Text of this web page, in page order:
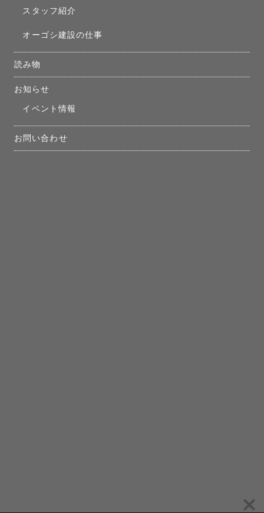
スタッフ紹介
オーゴシ建設の仕事
読み物
お知らせ
イベント情報
お問い合わせ